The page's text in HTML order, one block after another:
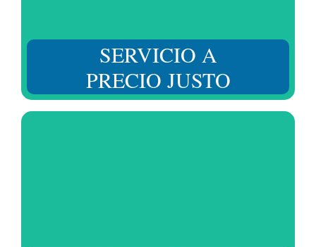
SERVICIO A
PRECIO JUSTO